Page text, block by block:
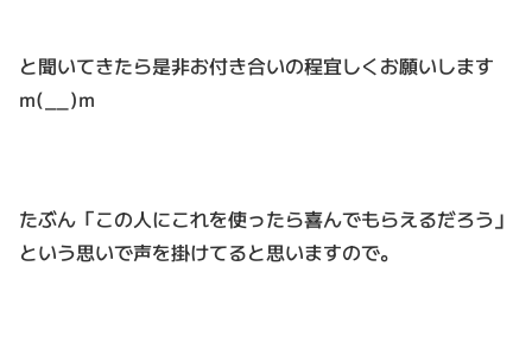
と聞いてきたら是非お付き合いの程宜しくお願いします
m(__)m
たぶん「この人にこれを使ったら喜んでもらえるだろう」
という思いで声を掛けてると思いますので。